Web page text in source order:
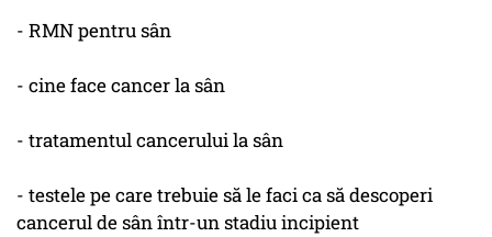
- RMN pentru sân
- cine face cancer la sân
- tratamentul cancerului la sân
- testele pe care trebuie să le faci ca să descoperi
cancerul de sân într-un stadiu incipient